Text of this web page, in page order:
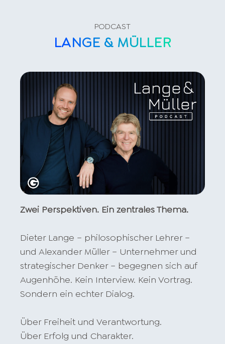
PODCAST
LANGE & MÜLLER
Zwei Perspektiven. Ein zentrales Thema.
Dieter Lange – philosophischer Lehrer –
und Alexander Müller – Unternehmer und
strategischer Denker – begegnen sich auf
Augenhöhe. Kein Interview. Kein Vortrag.
Sondern ein echter Dialog.
Über Freiheit und Verantwortung.
Über Erfolg und Charakter.